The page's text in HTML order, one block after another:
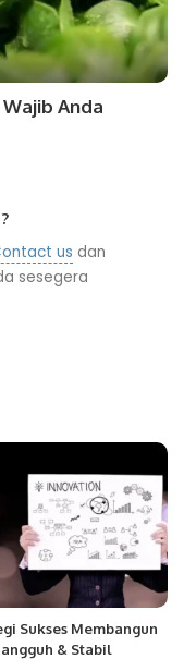
Anda
us dan
sesegera
Sukses Membangun
& Stabil